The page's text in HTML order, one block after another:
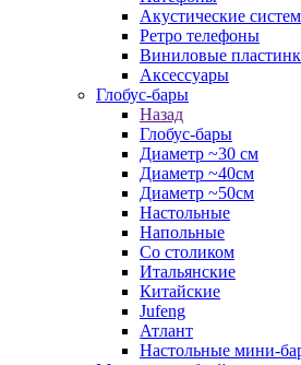
Акустические
Ретро телефоны
Виниловые
Аксессуары
Глобус-бары
Назад
Глобус-бары
Диаметр ~30 см
Диаметр ~40см
Диаметр ~50см
Настольные
Напольные
Со столиком
Итальянские
Китайские
Jufeng
Атлант
Настольные мини-